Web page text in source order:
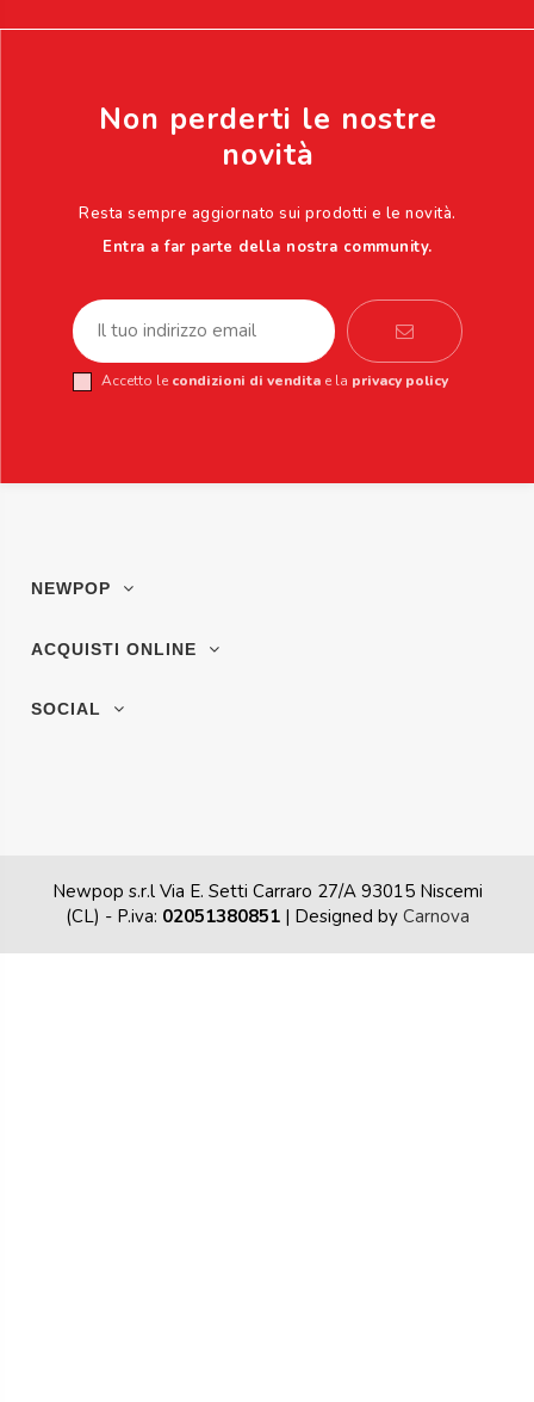
Non perderti le nostre
novità
Resta sempre aggiornato sui prodotti e le novità.
Entra a far parte della nostra community.
Accetto le condizioni di venditae la privacy policy
NEWPOP
ACQUISTI ONLINE
SOCIAL
Newpop s.r.l Via E. Setti Carraro 27/A 93015 Niscemi
(CL) - P.iva: 02051380851 | Designed by Carnova